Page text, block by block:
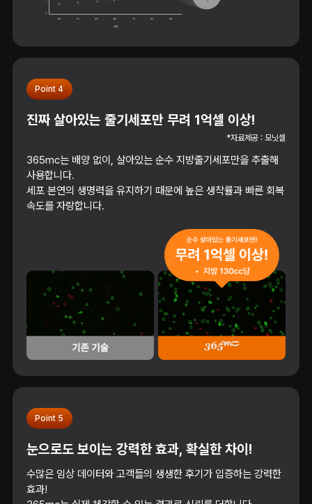
Point 4
진짜 살아있는 줄기세포만 무려 1억셀 이상!
*자료제공 : 모닛셀
365mc는 배양 없이, 살아있는 순수 지방줄기세포만을 추출해
사용합니다.
세포 본연의 생명력을 유지하기 때문에 높은 생착률과 빠른 회복
속도를 자랑합니다.
Point 5
눈으로도 보이는 강력한 효과, 확실한 차이!
수많은 임상 데이터와 고객들의 생생한 후기가 입증하는 강력한
효과!